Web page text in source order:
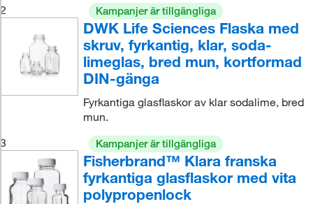
2
Kampanjer är tillgängliga
DWK Life Sciences Flaska med
skruv, fyrkantig, klar, soda-
limeglas, bred mun, kortformad
DIN-gänga
Fyrkantiga glasflaskor av klar sodalime, bred
mun.
3
Kampanjer är tillgängliga
Fisherbrand™ Klara franska
fyrkantiga glasflaskor med vita
polypropenlock